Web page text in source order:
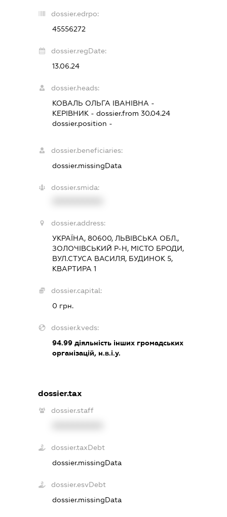
dossier.edrpo:
45556272
dossier.regDate:
13.06.24
dossier.heads:
КОВАЛЬ ОЛЬГА ІВАНІВНА -
КЕРІВНИК - dossier.from 30.04.24
dossier.position -
dossier.beneficiaries:
dossier.missingData
dossier.smida:
dossier.address:
УКРАЇНА, 80600, ЛЬВІВСЬКА ОБЛ.,
ЗОЛОЧІВСЬКИЙ Р-Н, МІСТО БРОДИ,
ВУЛ.СТУСА ВАСИЛЯ, БУДИНОК 5,
КВАРТИРА 1
dossier.capital:
0 грн.
dossier.kveds:
94.99діяльність інших громадських
організацій, н.в.і.у.
dossier.tax
dossier.staff
dossier.taxDebt
dossier.missingData
dossier.esvDebt
dossier.missingData